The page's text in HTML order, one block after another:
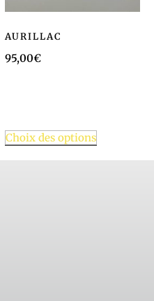
AURILLAC
95,00€
Choix des options